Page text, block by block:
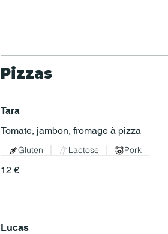
Pizzas
Tara
Tomate, jambon, fromage à pizza
12 €
Gluten Lactose Pork
Lucas